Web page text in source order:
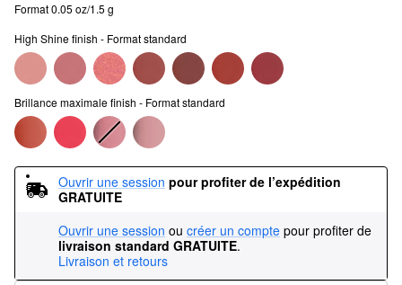
Format 0.05 oz/1.5 g
High Shine finish - Format standard
Brillance maximale finish - Format standard
Ouvrir une session pour profiter de l’expédition
GRATUITE
Ouvrir une session ou créer un compte pour profiter de
livraison standard GRATUITE.
Livraison et retours